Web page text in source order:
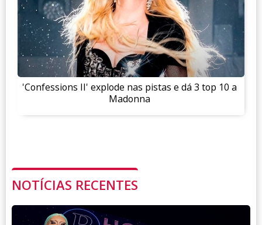
'Confessions II' explode nas pistas e dá 3 top 10 a
Madonna
NOTÍCIAS RECENTES